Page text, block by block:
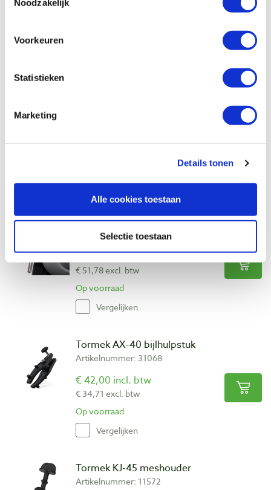
Noodzakelijk
Voorkeuren
Statistieken
Marketing
Details tonen
Alle cookies toestaan
Selectie toestaan
€ 22,44 excl. btw
Vergelijken
Tormek SVS-50 multi gutshouder
Artikelnummer: 13910
€ 62,65 incl. btw
€ 51,78 excl. btw
Op voorraad
Vergelijken
Tormek AX-40 bijlhulpstuk
Artikelnummer: 31068
€ 42,00 incl. btw
€ 34,71 excl. btw
Op voorraad
Vergelijken
Tormek KJ-45 meshouder
Artikelnummer: 11572